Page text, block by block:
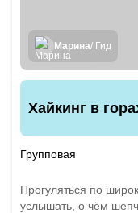
Марина/ Гид
Хайкинг в
Групповая
Прогуляться по
услышать, о чём